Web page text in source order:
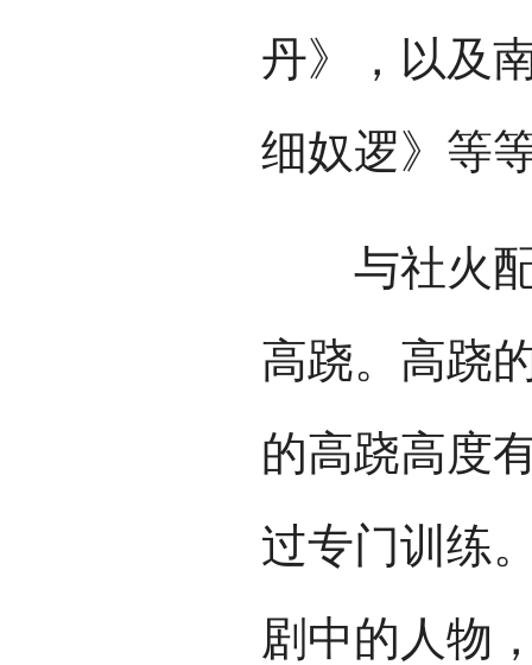
丹》，以及
细奴逻》等
与社火配
高跷。高跷
的高跷高度
过专门训练
剧中的人物